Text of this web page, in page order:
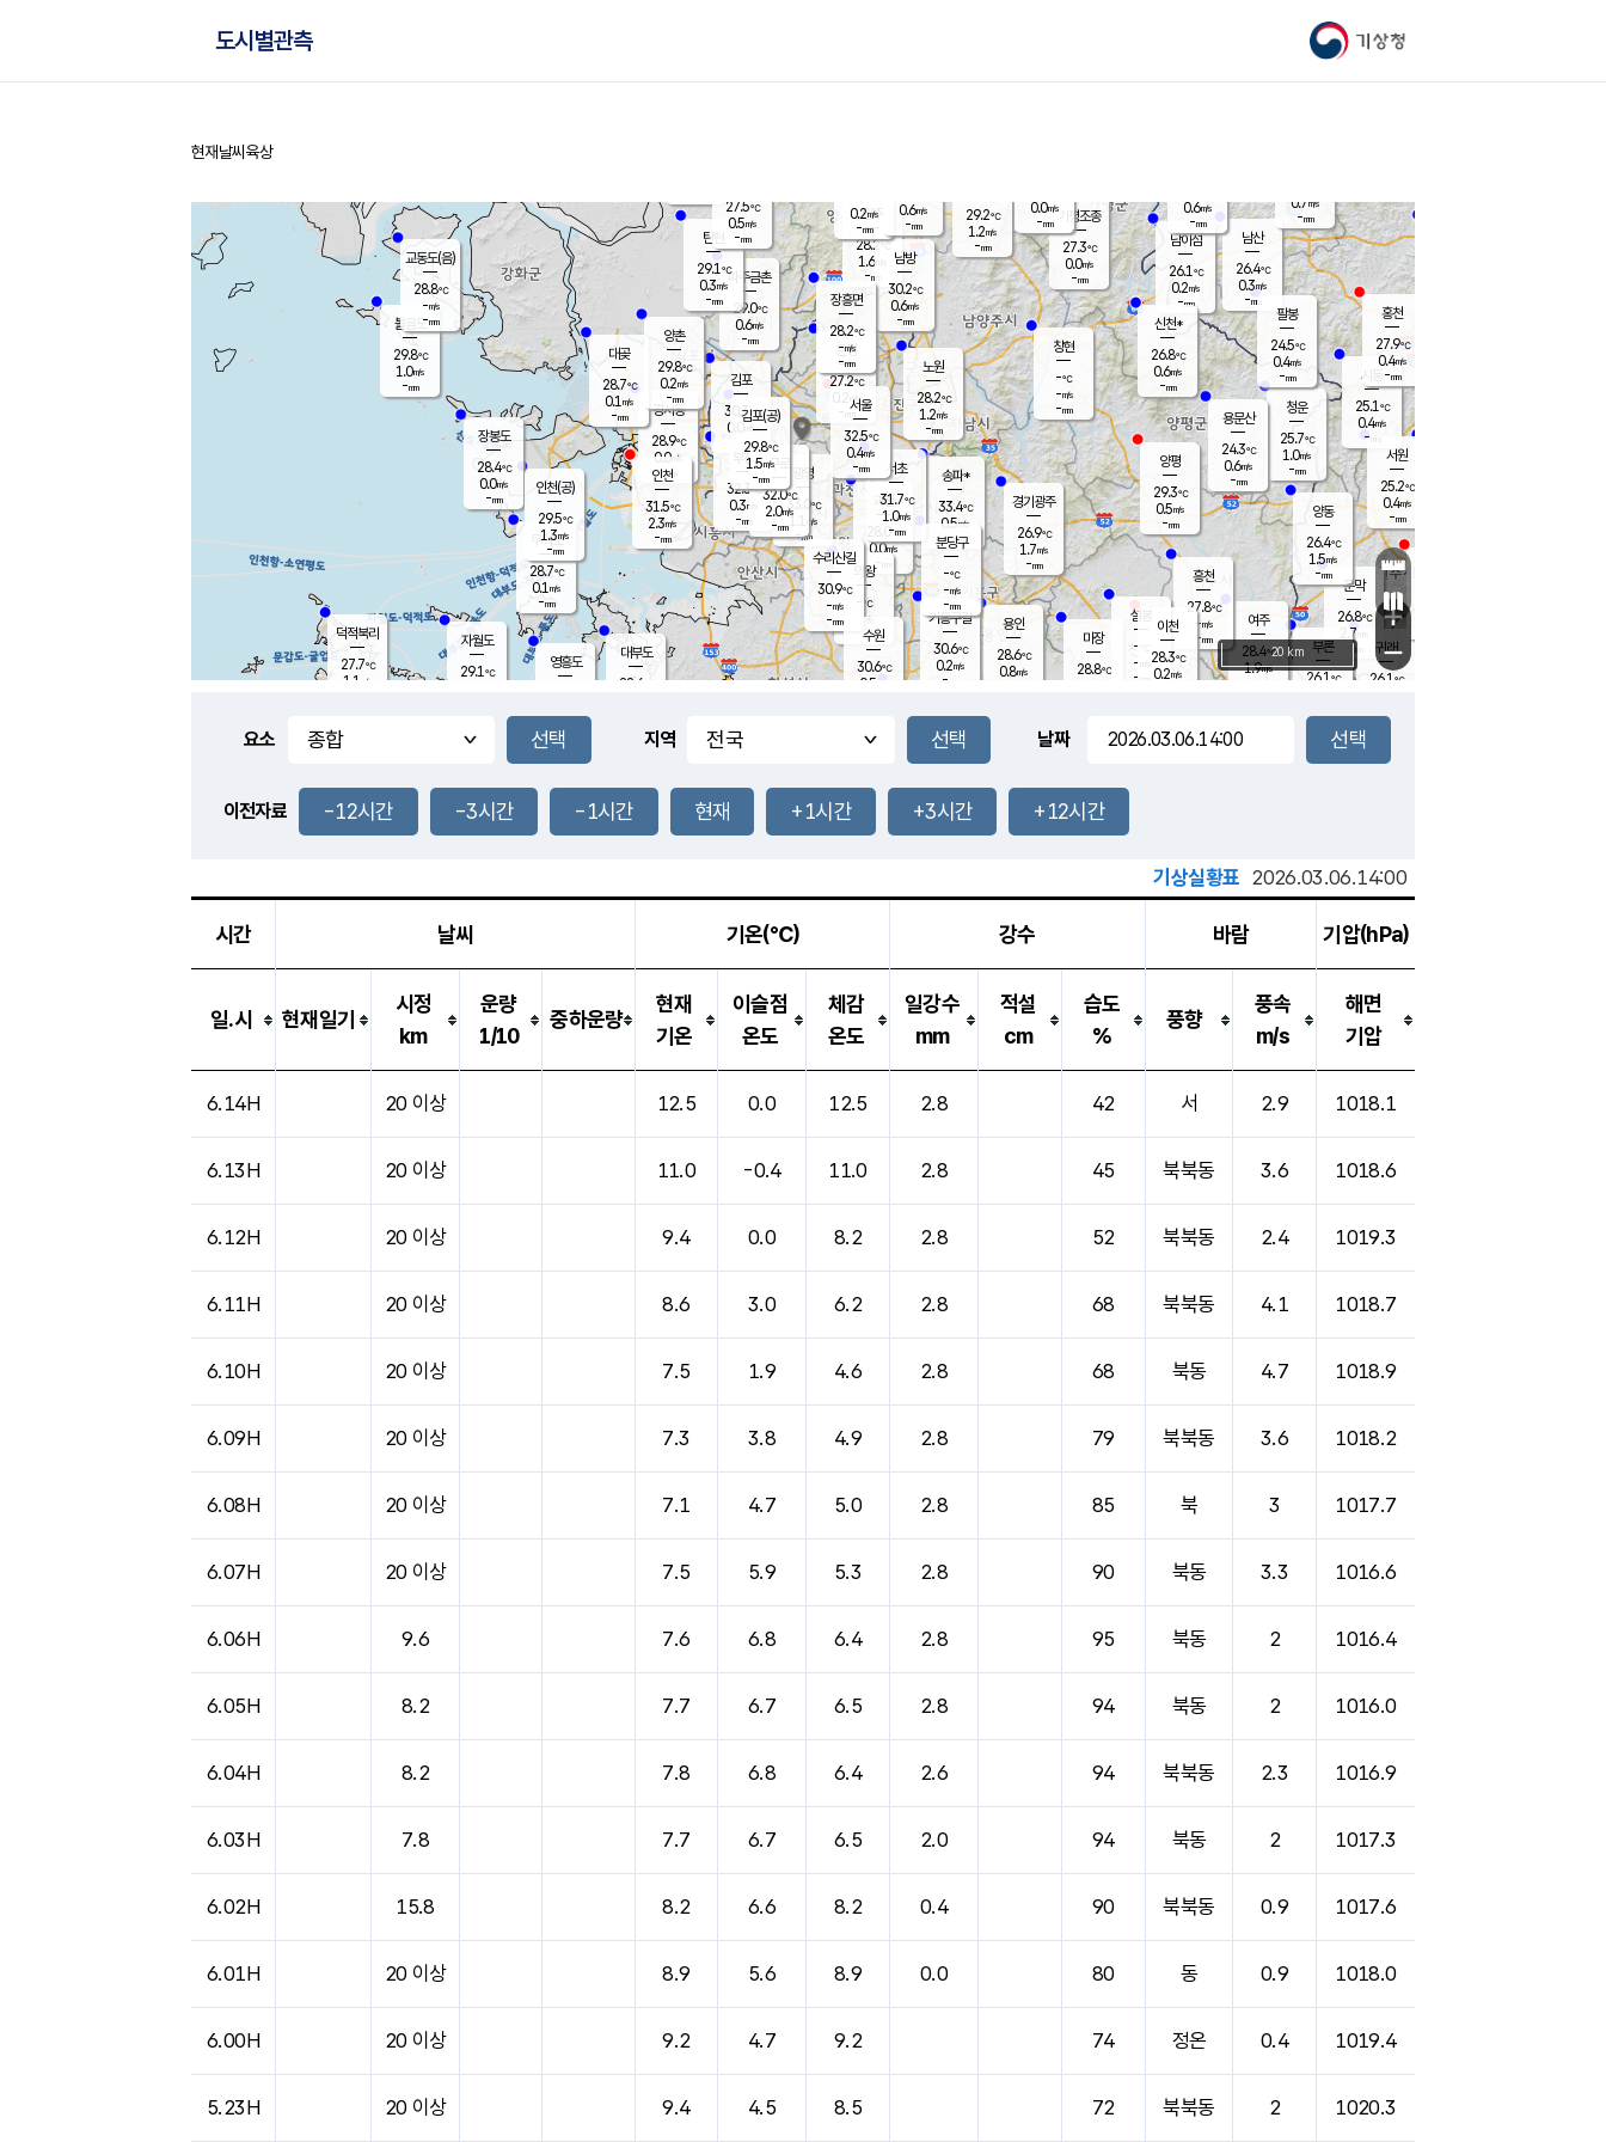
기상청
도시별관측
홈
현재날씨 육상
풍도
1.0m/s
문막
26.8℃
2.7m/s
mm
남이섬
26.1℃
0.2m/s
-mm
무의도
28.7℃
0.1 m/s
-mm
영흥도
볼음도
29.8℃
1.0m/s
-mm
자월도
29.1℃
양주
28.2℃
1.6
-mm
부론
26.1 ℃
과천
28.0℃
0.0m/s
- mm
남산
26.4℃
0.3m/s
-mm
장봉도
28.4℃
0.0m/s
-mm
-mm
청운
25.7℃
1.0m/s
-mm
팔봉
24.5℃
0.4m/s
-mm
-mm
용인
28.6℃
0.8m/s
여주
28.4℃
1.9m/s
양동
26.4℃
1.5m/s
-mm
경기광주
26.9℃
1.7m/s
-mm
장호원
0.6m/s
-mm
27.7
℃
대부도
28.6
-
경서동
28.9℃
0.0m/s
-mm
파주금촌
29.0℃
0.6m/s
-mm
가평조종
27.3℃
0.0m/s
-mm
29.2℃
1.2m/s
-mm
대곶
28.7℃
0.1 m/s
-mm
신천*
26.8℃
0.6m/s
-mm
창현
-℃
-m/s
-mm
탄현
29.1℃
0.3m/s
-mm
0.0m/s
-mm
31.5℃
0.0m/s
-mm
흥천
27.8℃
-m/s
-mm
마장
28.8℃
의왕
- ℃
m/s
mm
김포
30.3℃
0.0 m/s
mm
설봉
-
-m/s
- mm
광명
33.0
℃
1.1 m/s
-mm
부천
32.3℃
0.3m/s
-mm
-mm
양촌
29.8℃
0.2m/s
-mm
구로
32.0℃
2.0m/s
-mm
은평
27.2℃
0.2 m/s
- mm
노원
28.2℃
1.2m/s
-mm
송파*
33.4℃
0.5m/s
-mm
서초
31.7℃
1.0m/s
-mm
남방
30.2℃
0.6m/s
-mm
기흥구갈
30.6℃
0.2m/s
-
수리산길
30.9℃
-m/s
-mm
분당구
-℃
-m/s
-mm
장흥면
28.2℃
-m/s
-mm
0.2m/s
-mm
시동
25.1℃
0.4m/s
- mm
귀래
26.1 ℃
서원
25.2℃
0.4m/s
-mm
용문산
24.3℃
0.6m/s
-mm
덕적북리
27.7℃
1.1 m/s
인천(공)
29.5℃
1.3m/s
-mm
김포(공)
29.8℃
1.5m/s
-mm
교동도(음)
28.8℃
-m/s
-mm
홍천
27.9℃
0.4m/s
-mm
이천
28.3℃
0.2m/s
양평
29.3℃
0.5m/s
-mm
수원
30.6℃
0.5 m/s
인천
31.5℃
2.3m/s
-mm
서울
32.5℃
0.4m/s
-mm
0.7 m/s
-mm
27.5℃
0.5m/s
-mm
0.6m/s
-mm
+
−
20 km
요소 지역 날짜
이전자료 -12시간 -3시간 -1시간 현재 +1시간 +3시간 +12시간
기상실황표 2026.03.06.14:00
시간 날씨 기온(℃) 강수 바람 기압(hPa)
일.시 현재일기
시정
km
운량
1/10
중하운량
현재
기온
이슬점
온도
체감
온도
일강수
mm
적설
cm
습도
%
풍향
풍속
m/s
해면
기압
6.14H 20 이상 12.5 0.0 12.5 2.8 42 서 2.9 1018.1
6.13H 20 이상 11.0 -0.4 11.0 2.8 45 북북동 3.6 1018.6
6.12H 20 이상 9.4 0.0 8.2 2.8 52 북북동 2.4 1019.3
6.11H 20 이상 8.6 3.0 6.2 2.8 68 북북동 4.1 1018.7
6.10H 20 이상 7.5 1.9 4.6 2.8 68 북동 4.7 1018.9
6.09H 20 이상 7.3 3.8 4.9 2.8 79 북북동 3.6 1018.2
6.08H 20 이상 7.1 4.7 5.0 2.8 85 북 3 1017.7
6.07H 20 이상 7.5 5.9 5.3 2.8 90 북동 3.3 1016.6
6.06H 9.6 7.6 6.8 6.4 2.8 95 북동 2 1016.4
6.05H 8.2 7.7 6.7 6.5 2.8 94 북동 2 1016.0
6.04H 8.2 7.8 6.8 6.4 2.6 94 북북동 2.3 1016.9
6.03H 7.8 7.7 6.7 6.5 2.0 94 북동 2 1017.3
6.02H 15.8 8.2 6.6 8.2 0.4 90 북북동 0.9 1017.6
6.01H 20 이상 8.9 5.6 8.9 0.0 80 동 0.9 1018.0
6.00H 20 이상 9.2 4.7 9.2 74 정온 0.4 1019.4
5.23H 20 이상 9.4 4.5 8.5 72 북북동 2 1020.3